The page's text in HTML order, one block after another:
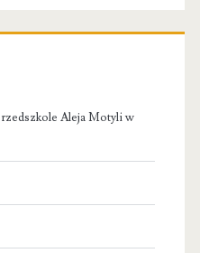
Aleja Motyli w